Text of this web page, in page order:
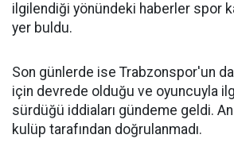
ilgilendiği yönündeki haberler spor
yer buldu.
Son günlerde ise Trabzonspor'un
için devrede olduğu ve oyuncuyla
sürdüğü iddiaları gündeme geldi.
kulüp tarafından doğrulanmadı.